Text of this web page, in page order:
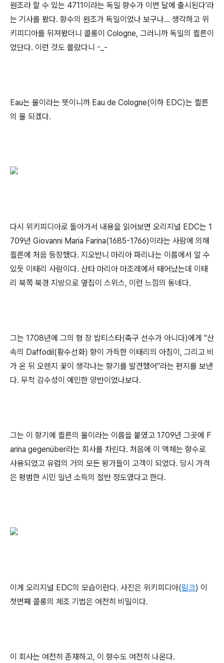
원조라 할 수 있는 4711이라는 독일 향수가 이번 달에 출시된다'라
는 기사를 봤다. 향수의 원조가 독일이었나 보구나... 생각하고 위
키피디아를 뒤져봤더니 콜롱이 Cologne, 그러니까 독일의 쾰른이
었단다. 이런 것도 몰랐다니 -_-
Eau는 물이라는 뜻이니까 Eau de Cologne(이하 EDC)는 쾰른
의 물 되겠다.
다시 위키피디아로 돌아가서 내용을 읽어보면 오리지널 EDC는 1
709년 Giovanni Maria Farina(1685-1766)이라는 사람에 의해
쾰른에 처음 등장했다. 지오반니 마리아 파리나는 이름에서 알 수
있듯 이태리 사람이다. 산타 마리아 마조레에서 태어났는데 이태
리 북쪽 북경 지방으로 옆집이 스위스, 이런 느낌의 동네다.
그는 1708년에 그의 형 장 밥티스타(축구 선수가 아니다)에게 "산
속의 Daffodil(황수선화) 향이 가득한 이태리의 아침이, 그리고 비
가 온 뒤 오렌지 꽃이 생각나는 향기를 발견했어"라는 편지를 보낸
다. 무척 감수성이 예민한 양반이었나보다.
그는 이 향기에 쾰른의 물이라는 이름을 붙였고 1709년 그곳에 F
arina gegenüber라는 회사를 차린다. 처음에 이 액체는 향수로
사용되었고 유럽의 거의 모든 왕가들이 고객이 되었다. 당시 가격
은 평범한 시민 일년 소득의 절반 정도였다고 한다.
이게 오리지널 EDC의 모습이란다. 사진은 위키피디아(링크) 이
첫번째 콜롱의 제조 기법은 여전히 비밀이다.
이 회사는 여전히 존재하고, 이 향수도 여전히 나온다.